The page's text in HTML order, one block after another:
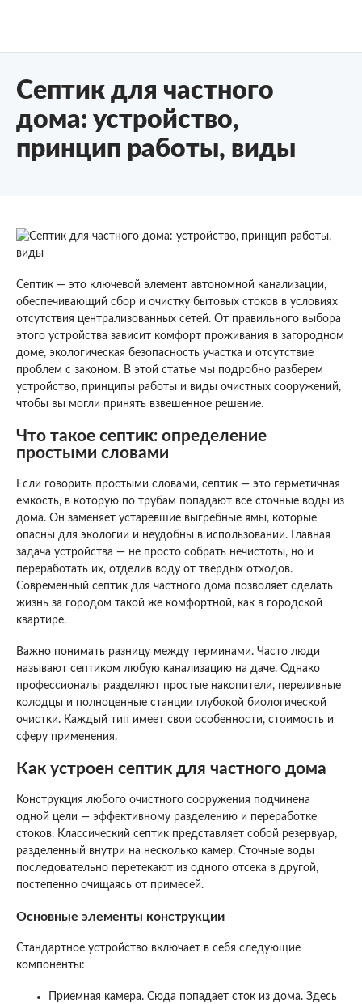
Септик для частного
дома: устройство,
принцип работы, виды
Септик — это ключевой элемент автономной канализации,
обеспечивающий сбор и очистку бытовых стоков в условиях
отсутствия централизованных сетей. От правильного выбора
этого устройства зависит комфорт проживания в загородном
доме, экологическая безопасность участка и отсутствие
проблем с законом. В этой статье мы подробно разберем
устройство, принципы работы и виды очистных сооружений,
чтобы вы могли принять взвешенное решение.
Что такое септик: определение
простыми словами
Если говорить простыми словами, септик — это герметичная
емкость, в которую по трубам попадают все сточные воды из
дома. Он заменяет устаревшие выгребные ямы, которые
опасны для экологии и неудобны в использовании. Главная
задача устройства — не просто собрать нечистоты, но и
переработать их, отделив воду от твердых отходов.
Современный септик для частного дома позволяет сделать
жизнь за городом такой же комфортной, как в городской
квартире.
Важно понимать разницу между терминами. Часто люди
называют септиком любую канализацию на даче. Однако
профессионалы разделяют простые накопители, переливные
колодцы и полноценные станции глубокой биологической
очистки. Каждый тип имеет свои особенности, стоимость и
сферу применения.
Как устроен септик для частного дома
Конструкция любого очистного сооружения подчинена
одной цели — эффективному разделению и переработке
стоков. Классический септик представляет собой резервуар,
разделенный внутри на несколько камер. Сточные воды
последовательно перетекают из одного отсека в другой,
постепенно очищаясь от примесей.
Основные элементы конструкции
Стандартное устройство включает в себя следующие
компоненты:
Приемная камера. Сюда попадает сток из дома. Здесь